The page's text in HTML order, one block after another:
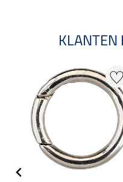
KLANTEN